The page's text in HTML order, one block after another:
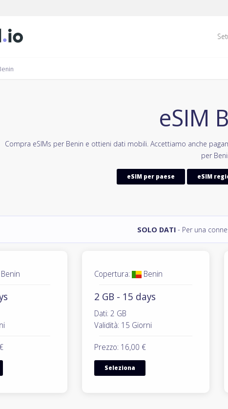
eSIM
Compra eSIMs per Benin e ottieni dati mobili. Accettiamo anche
per
eSIM per paese eSIM
SOLO DATI - Per una
Benin Copertura: Benin
2 GB - 15 days
Dati: 2 GB
Validità: 15 Giorni
Prezzo: 16,00 €
Seleziona